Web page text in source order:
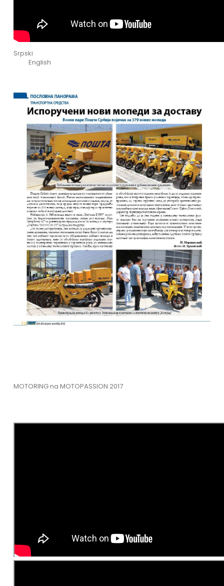
Srpski
English
MOTORING na MOTOPASSION 2017